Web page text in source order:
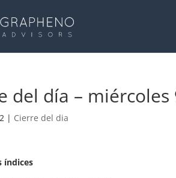
del día –
| Cierre del dia
índices